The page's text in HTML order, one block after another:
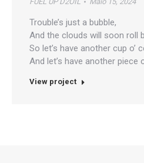
Trouble’s just a bubble,
And the clouds will soon roll
So let’s have another cup o’
And let’s have another piece
View project